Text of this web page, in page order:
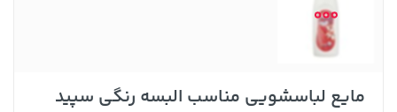
مایع لباسشویی مناسب البسه رنگی سپید